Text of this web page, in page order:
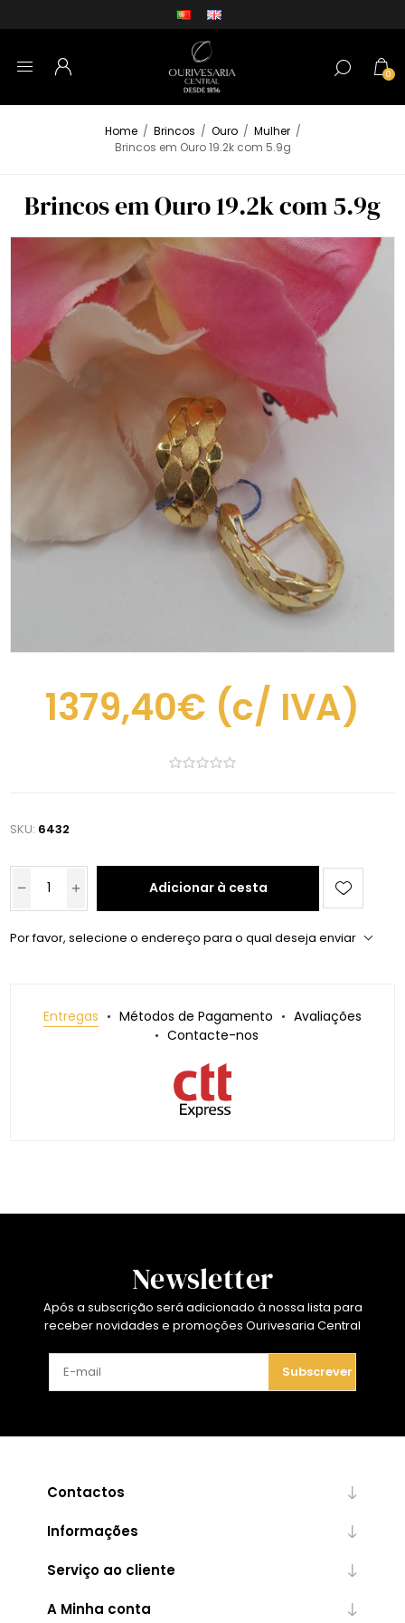
0
Home / Brincos / Ouro / Mulher /
Brincos em Ouro 19.2k com 5.9g
Brincos em Ouro 19.2k com 5.9g
1379,40€ (c/ IVA)
SKU: 6432
Adicionar à cesta
Por favor, selecione o endereço para o qual deseja enviar
Entregas Métodos de Pagamento
Avaliações
Contacte-nos
Newsletter
Após a subscrição será adicionado à nossa lista para
receber novidades e promoções Ourivesaria Central
Subscrever
Contactos
Informações
Serviço ao cliente
A Minha conta